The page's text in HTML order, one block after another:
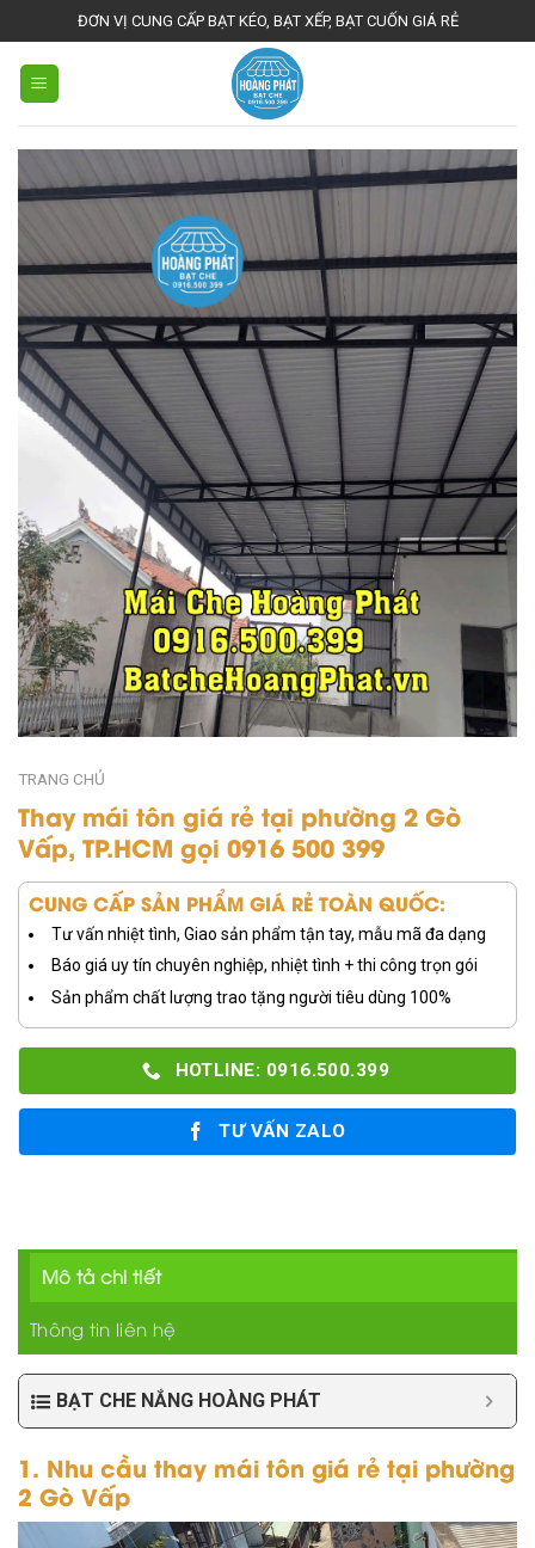
to
content
ĐƠN VỊ CUNG CẤP BẠT KÉO, BẠT XẾP, BẠT CUỐN GIÁ RẺ
TRANG CHỦ
Thay mái tôn giá rẻ tại phường 2 Gò
Vấp, TP.HCM gọi 0916 500 399
CUNG CẤP SẢN PHẨM GIÁ RẺ TOÀN QUỐC:
Tư vấn nhiệt tình, Giao sản phẩm tận tay, mẫu mã đa dạng
Báo giá uy tín chuyên nghiệp, nhiệt tình + thi công trọn gói
Sản phẩm chất lượng trao tặng người tiêu dùng 100%
HOTLINE: 0916.500.399
TƯ VẤN ZALO
Mô tả chi tiết
Thông tin liên hệ
BẠT CHE NẮNG HOÀNG PHÁT
1. Nhu cầu thay mái tôn giá rẻ tại phường
2 Gò Vấp